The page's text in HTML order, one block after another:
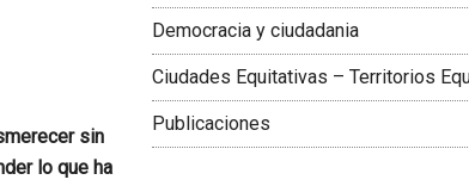
sin
lo que ha
Democracia y ciudadania
Ciudades Equitativas – Territorios
Publicaciones